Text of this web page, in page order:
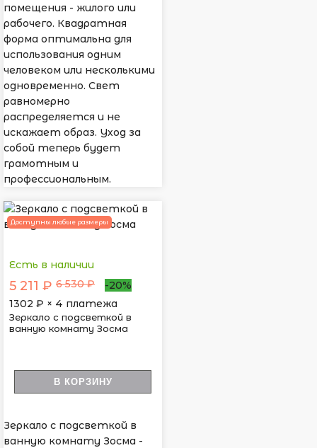
помещения - жилого или
рабочего. Квадратная
форма оптимальна для
использования одним
человеком или несколькими
одновременно. Свет
равномерно
распределяется и не
искажает образ. Уход за
собой теперь будет
грамотным и
профессиональным.
Доступны любые размеры
Есть в наличии
5 211 ₽ 6 530 ₽
-20%
1302 ₽ × 4 платежа
Зеркало с подсветкой в
ванную комнату Зосма
В КОРЗИНУ
Зеркало с подсветкой в
ванную комнату Зосма -